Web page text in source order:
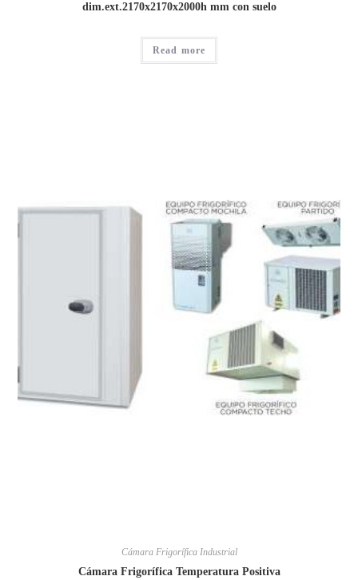
dim.ext.2170x2170x2000h mm con suelo
Read more
Cámara Frigorífica Industrial
Cámara Frigorífica Temperatura Positiva